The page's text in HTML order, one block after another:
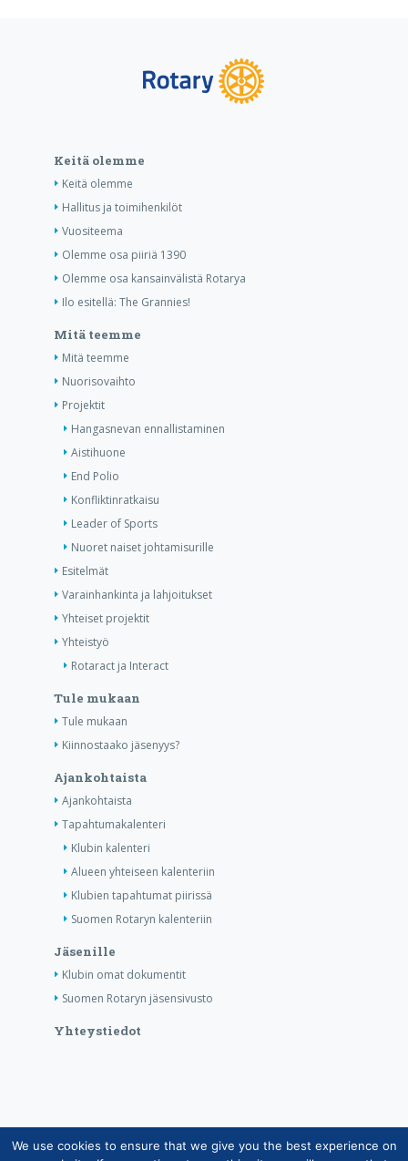
Keitä olemme
Keitä olemme
Hallitus ja toimihenkilöt
Vuositeema
Olemme osa piiriä 1390
Olemme osa kansainvälistä Rotarya
Ilo esitellä: The Grannies!
Mitä teemme
Mitä teemme
Nuorisovaihto
Projektit
Hangasnevan ennallistaminen
Aistihuone
End Polio
Konfliktinratkaisu
Leader of Sports
Nuoret naiset johtamisurille
Esitelmät
Varainhankinta ja lahjoitukset
Yhteiset projektit
Yhteistyö
Rotaract ja Interact
Tule mukaan
Tule mukaan
Kiinnostaako jäsenyys?
Ajankohtaista
Ajankohtaista
Tapahtumakalenteri
Klubin kalenteri
Alueen yhteiseen kalenteriin
Klubien tapahtumat piirissä
Suomen Rotaryn kalenteriin
Jäsenille
Klubin omat dokumentit
Suomen Rotaryn jäsensivusto
Yhteystiedot
Copyright © Suomen Rotarypalvelu ry 2026 |
We use cookies to ensure that we give you the best experience on